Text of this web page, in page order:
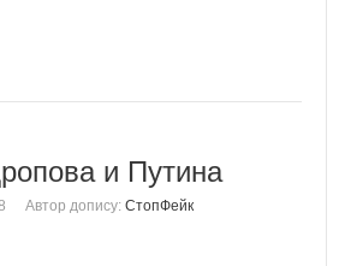
и Путина
Автор допису: СтопФейк